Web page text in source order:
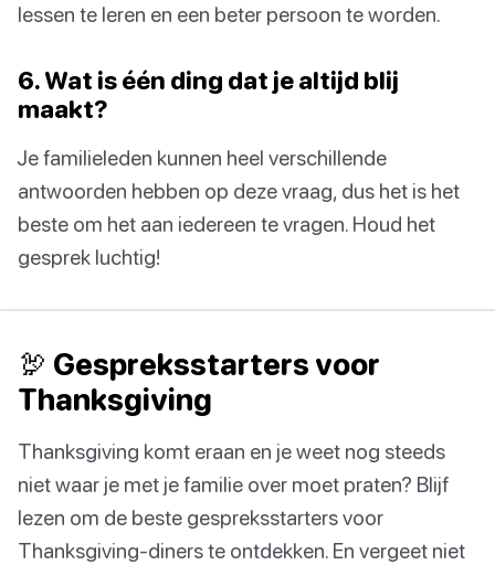
lessen te leren en een beter persoon te worden.
6. Wat is één ding dat je altijd blij
maakt?
Je familieleden kunnen heel verschillende
antwoorden hebben op deze vraag, dus het is het
beste om het aan iedereen te vragen. Houd het
gesprek luchtig!
🦃 Gespreksstarters voor
Thanksgiving
Thanksgiving komt eraan en je weet nog steeds
niet waar je met je familie over moet praten? Blijf
lezen om de beste gespreksstarters voor
Thanksgiving-diners te ontdekken. En vergeet niet